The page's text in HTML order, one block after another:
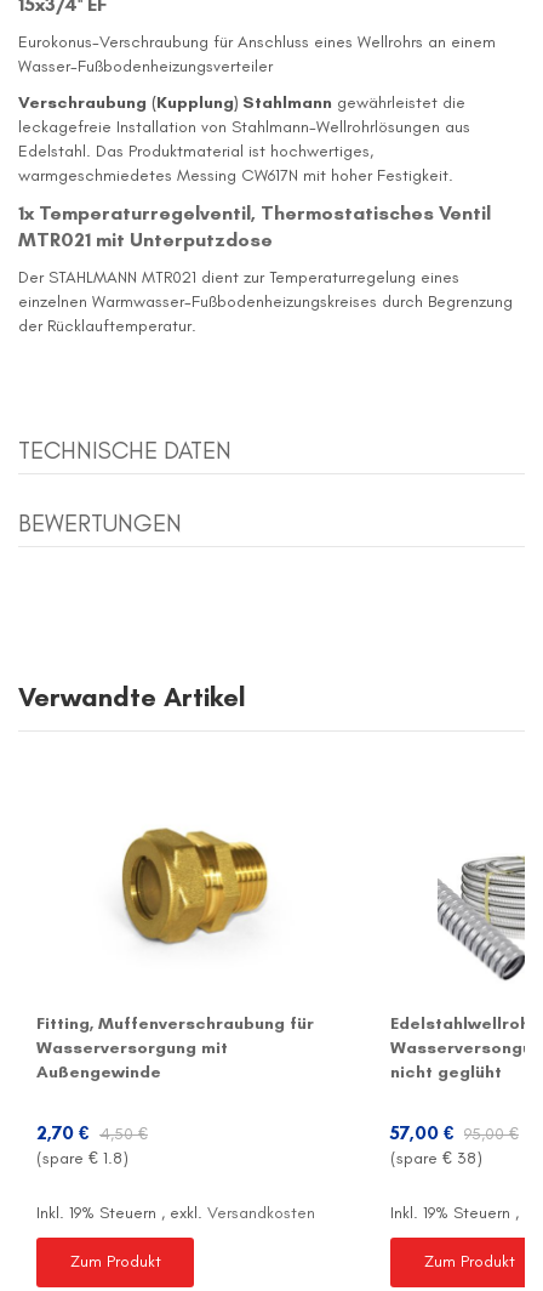
Eurokonus-Verschraubung für Anschluss eines Wellrohrs an einem
Wasser-Fußbodenheizungsverteiler
Verschraubung (Kupplung) Stahlmann gewährleistet die
leckagefreie Installation von Stahlmann-Wellrohrlösungen aus
Edelstahl. Das Produktmaterial ist hochwertiges,
warmgeschmiedetes Messing CW617N mit hoher Festigkeit.
1x Temperaturregelventil, Thermostatisches Ventil
MTR021 mit Unterputzdose
Der STAHLMANN MTR021 dient zur Temperaturregelung eines
einzelnen Warmwasser-Fußbodenheizungskreises durch Begrenzung
der Rücklauftemperatur.
TECHNISCHE DATEN
BEWERTUNGEN
Verwandte Artikel
Fitting, Muffenverschraubung für
Wasserversorgung mit
Außengewinde
2,70 € 4,50 €
(spare € 1.8)
Inkl. 19% Steuern , exkl. Versandkosten
Zum Produkt
nicht geglüht
57,00 € 95,00 €
(spare € 38)
Inkl. 19% Steuern ,
Zum Produkt